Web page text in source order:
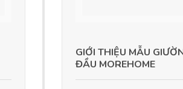
GIỚI THIỆU MẪU
ĐẦU MOREHOME